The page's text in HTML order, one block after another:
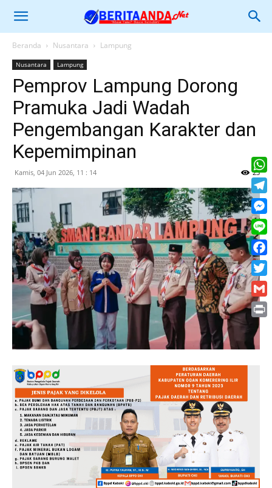
Beranda Nusantara Lampung
Nusantara Lampung
Pemprov Lampung Dorong
Pramuka Jadi Wadah
Pengembangan Karakter dan
Kepemimpinan
Kamis, 04 Jun 2026, 11 : 14 23
Line
Print